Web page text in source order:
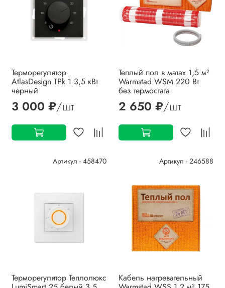
Терморегулятор
AtlasDesign ТРk 1 3,5 кВт
черный
3 000 ₽/шт
Теплый пол в матах 1,5 м²
Warmstad WSM 220 Вт
без термостата
2 650 ₽/шт
Артикул - 458470
Терморегулятор Теплолюкс
Артикул - 246588
Кабель нагревательный